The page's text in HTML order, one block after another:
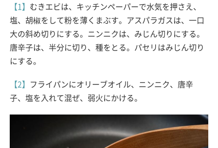
【1】 むきエビは、キッチンペーパーで水気を押さえ、
塩、胡椒をして粉を薄くまぶす。アスパラガスは、一口
大の斜め切りにする。ニンニクは、みじん切りにする。
唐辛子は、半分に切り、種をとる。パセリはみじん切り
にする。
【2】
フライパンにオリーブオイル、ニンニク、唐辛
子、塩を入れて混ぜ、弱火にかける。